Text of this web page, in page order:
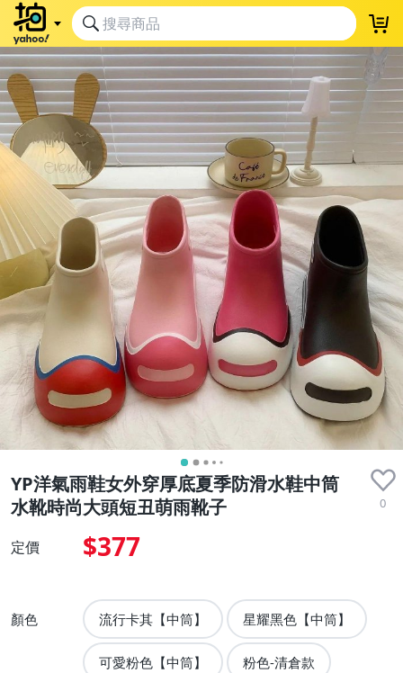
YP洋氣雨鞋女外穿厚底夏季防滑水鞋中筒
水靴時尚大頭短丑萌雨靴子
0
定價 $377
顏色 流行卡其【中筒】 星耀黑色【中筒】
可愛粉色【中筒】 粉色-清倉款